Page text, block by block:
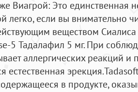
Виагрой: Это единственная
легко, если вы внимательно
веществом Сиалиса
5 Тадалафил 5 мг. При
аллергических реакций
естественная
в продукте,